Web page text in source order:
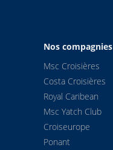
Nos compagnies
Msc Croisières
Costa Croisières
Royal Caribean
Msc Yatch Club
Croiseurope
Ponant